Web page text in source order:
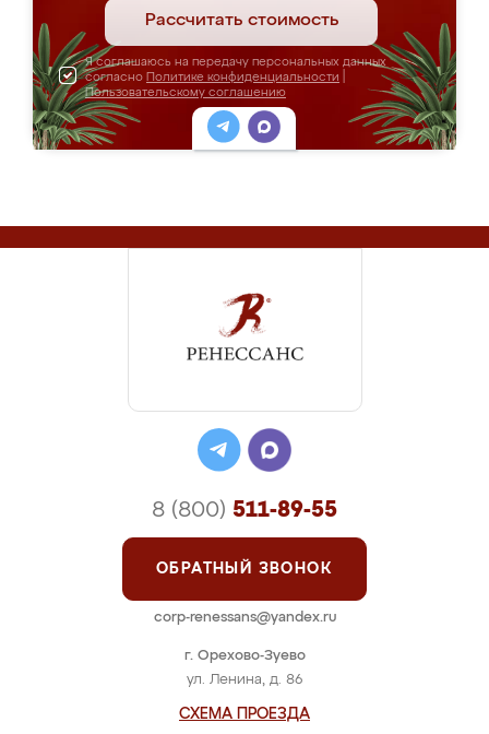
Рассчитать стоимость
Я соглашаюсь на передачу персональных данных
согласно Политике конфиденциальности
Пользовательскому соглашению
г. Орехово-Зуево
ул. Ленина, д. 86
СХЕМА ПРОЕЗДА
8 (800) 511-89-55
ОБРАТНЫЙ ЗВОНОК
corp-renessans@yandex.ru